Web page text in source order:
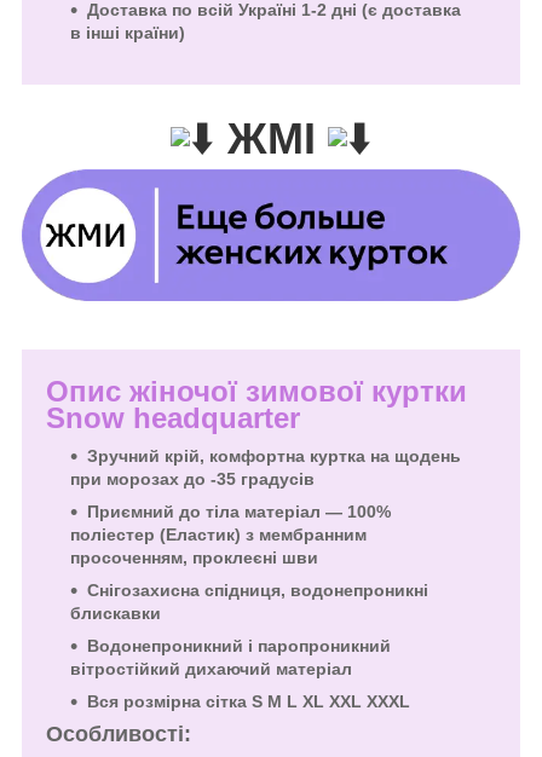
Доставка по всій Україні 1-2 дні (є доставка
в інші країни)
ЖМІ
Опис жіночої зимової куртки
Snow headquarter
Зручний крій, комфортна куртка на щодень
при морозах до -35 градусів
Приємний до тіла матеріал — 100%
поліестер (Еластик) з мембранним
просоченням, проклеєні шви
Снігозахисна спідниця, водонепроникні
блискавки
Водонепроникний і паропроникний
вітростійкий дихаючий матеріал
Вся розмірна сітка S M L XL XXL XXXL
Особливості: